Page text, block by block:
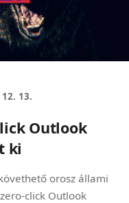
13.
Outlook
ki
orosz állami
click Outlook